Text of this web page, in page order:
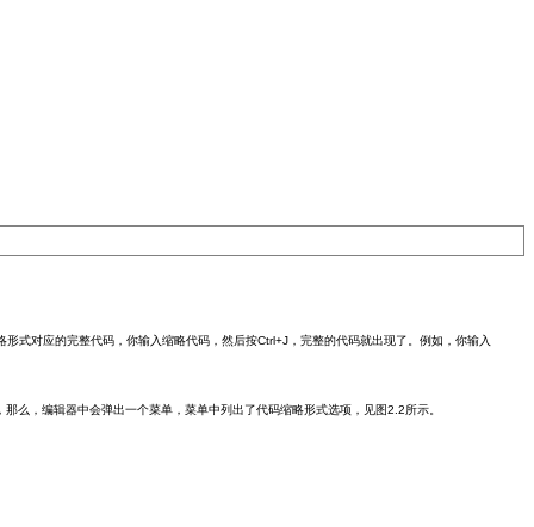
式对应的完整代码，你输入缩略代码，然后按Ctrl+J，完整的代码就出现了。例如，你输入
么，编辑器中会弹出一个菜单，菜单中列出了代码缩略形式选项，见图2.2所示。